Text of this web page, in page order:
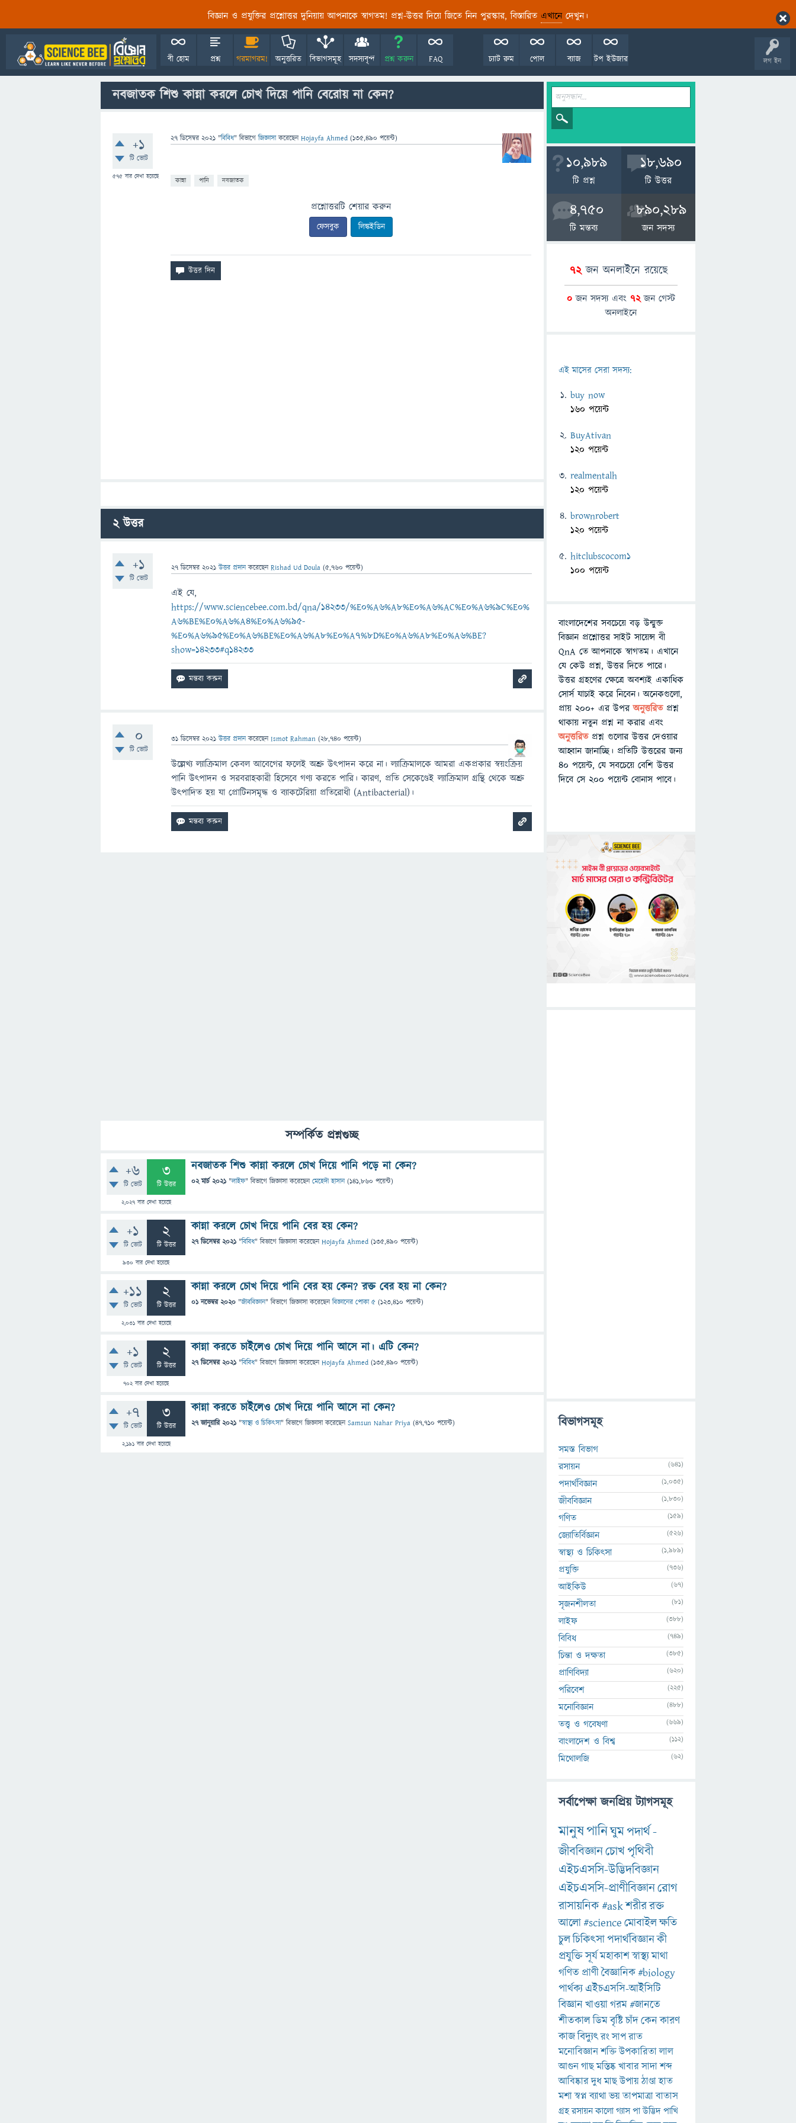
বিজ্ঞান ও প্রযুক্তির প্রশ্নোত্তর দুনিয়ায় আপনাকে স্বাগতম! প্রশ্ন-উত্তর দিয়ে জিতে নিন পুরস্কার, বিস্তারিত এখানেদেখুন।
লগ ইন
বী হোম প্রশ্ন গরমাগরম! অনুত্তরিত বিভাগসমূহ সদস্যবৃন্দ প্রশ্ন করুন FAQ টপ ইউজার
ব্যাজ
পোল
চ্যাট রুম
নবজাতক শিশু কান্না করলে চোখ দিয়ে পানি বেরোয় না কেন?
+1
টি ভোট
575 বার দেখা হয়েছে
27 ডিসেম্বর 2021 "বিবিধ" বিভাগে জিজ্ঞাসাকরেছেনHojayfa Ahmed (135,490 পয়েন্ট)
কান্না পানি নবজাতক
প্রশ্নোত্তরটি শেয়ার করুন
ফেসবুক লিঙ্কইডিন
2উত্তর
+1
টি ভোট
27 ডিসেম্বর 2021 উত্তর প্রদান করেছেনRishad Ud Doula (5,760 পয়েন্ট)
এই যে,
https://www.sciencebee.com.bd/qna/14233/%E0%A6%A8%E0%A6%AC%E0%A6%9C%E0%
A6%BE%E0%A6%A4%E0%A6%95-
%E0%A6%95%E0%A6%BE%E0%A6%A8%E0%A7%8D%E0%A6%A8%E0%A6%BE?
show=14233#q14233
0
টি ভোট
31 ডিসেম্বর 2021 উত্তর প্রদান করেছেনIsmot Rahman (28,740 পয়েন্ট)
উল্লেখ্য ল্যাক্রিমাল কেবল আবেগের ফলেই অশ্রু উৎপাদন করে না। ল্যাক্রিমালকে আমরা একপ্রকার স্বয়ংক্রিয়
পানি উৎপাদন ও সরবরাহকারী হিসেবে গণ্য করতে পারি। কারণ, প্রতি সেকেণ্ডেই ল্যাক্রিমাল গ্রন্থি থেকে অশ্রু
উৎপাদিত হয় যা প্রোটিনসমৃদ্ধ ও ব্যাকটেরিয়া প্রতিরোধী (Antibacterial)।
সম্পর্কিত প্রশ্নগুচ্ছ
+6
টি ভোট
3
টি উত্তর
2,027বার দেখা হয়েছে
নবজাতক শিশু কান্না করলে চোখ দিয়ে পানি পড়ে না কেন?
02 মার্চ 2021 "লাইফ" বিভাগে জিজ্ঞাসাকরেছেনমেহেদী হাসান (141,860 পয়েন্ট)
+1
টি ভোট
2
টি উত্তর
930 বার দেখা হয়েছে
কান্না করলে চোখ দিয়ে পানি বের হয় কেন?
27 ডিসেম্বর 2021 "বিবিধ" বিভাগে জিজ্ঞাসাকরেছেনHojayfa Ahmed (135,490 পয়েন্ট)
+11
টি ভোট
2
টি উত্তর
2,031বার দেখা হয়েছে
কান্না করলে চোখ দিয়ে পানি বের হয় কেন? রক্ত বের হয় না কেন?
01 নভেম্বর 2020 "জীববিজ্ঞান" বিভাগে জিজ্ঞাসাকরেছেনবিজ্ঞানের পোকা ৫ (123,410 পয়েন্ট)
+1
টি ভোট
2
টি উত্তর
702বার দেখা হয়েছে
কান্না করতে চাইলেও চোখ দিয়ে পানি আসে না। এটি কেন?
27 ডিসেম্বর 2021 "বিবিধ" বিভাগে জিজ্ঞাসাকরেছেনHojayfa Ahmed (135,490 পয়েন্ট)
+7
টি ভোট
3
টি উত্তর
2,191বার দেখা হয়েছে
কান্না করতে চাইলেও চোখ দিয়ে পানি আসে না কেন?
27 জানুয়ারি 2021 "স্বাস্থ্য ও চিকিৎসা" বিভাগে জিজ্ঞাসাকরেছেনSamsun Nahar Priya (47,710 পয়েন্ট)
10,989
টি প্রশ্ন
18,690
টি উত্তর
4,750
টি মন্তব্য
890,289
জন সদস্য
72জন অনলাইনে রয়েছে
0 জন সদস্য এবং 72জন গেস্ট
অনলাইনে
এই মাসের সেরা সদস্য:
buy now
160 পয়েন্ট
BuyAtivan
120 পয়েন্ট
realmentalh
120 পয়েন্ট
brownrobert
120 পয়েন্ট
hitclubscocom1
100 পয়েন্ট
বাংলাদেশের সবচেয়ে বড় উন্মুক্ত
বিজ্ঞান প্রশ্নোত্তর সাইট সায়েন্স বী
QnA তে আপনাকে স্বাগতম। এখানে
যে কেউ প্রশ্ন, উত্তর দিতে পারে।
উত্তর গ্রহণের ক্ষেত্রে অবশ্যই একাধিক
সোর্স যাচাই করে নিবেন। অনেকগুলো,
প্রায় ২০০+ এর উপরঅনুত্তরিতপ্রশ্ন
থাকায় নতুন প্রশ্ন না করার এবং
অনুত্তরিত প্রশ্ন গুলোর উত্তর দেওয়ার
আহ্বান জানাচ্ছি। প্রতিটি উত্তরের জন্য
৪০ পয়েন্ট, যে সবচেয়ে বেশি উত্তর
দিবে সে ২০০ পয়েন্ট বোনাস পাবে।
বিভাগসমূহ
সমস্ত বিভাগ
রসায়ন
(641)
পদার্থবিজ্ঞান (1,035)
জীববিজ্ঞান (1,830)
গণিত (159)
জ্যোতির্বিজ্ঞান (526)
স্বাস্থ্য ও চিকিৎসা (1,989)
প্রযুক্তি (736)
আইকিউ (67)
সৃজনশীলতা (81)
লাইফ (388)
বিবিধ (749)
চিন্তা ও দক্ষতা (385)
প্রাণিবিদ্যা (620)
পরিবেশ (225)
মনোবিজ্ঞান (488)
তত্ত্ব ও গবেষণা (669)
বাংলাদেশ ও বিশ্ব (112)
মিথোলজি (62)
সর্বাপেক্ষা জনপ্রিয় ট্যাগসমূহ
মানুষপানিঘুমপদার্থ-
জীববিজ্ঞানচোখপৃথিবী
এইচএসসি-উদ্ভিদবিজ্ঞান
এইচএসসি-প্রাণীবিজ্ঞানরোগ
রাসায়নিক#askশরীররক্ত
আলো#scienceমোবাইলক্ষতি
চুলচিকিৎসাপদার্থবিজ্ঞানকী
প্রযুক্তিসূর্যমহাকাশস্বাস্থ্যমাথা
গণিত প্রাণীবৈজ্ঞানিক#biology
পার্থক্য এইচএসসি-আইসিটি
বিজ্ঞানখাওয়াগরম#জানতে
শীতকালডিমবৃষ্টিচাঁদকেনকারণ
কাজবিদ্যুৎরংসাপরাত
মনোবিজ্ঞানশক্তিউপকারিতালাল
আগুনগাছমস্তিষ্কখাবারসাদাশব্দ
আবিষ্কারদুধমাছউপায়ঠাণ্ডাহাত
মশাস্বপ্নব্যাথাভয়তাপমাত্রাবাতাস
গ্রহরসায়নকালোগ্যাসপাউদ্ভিদপাখি